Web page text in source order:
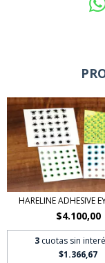
HARELINE ADHESIVE
$4.100,00
3 cuotas sin
$1.366,67